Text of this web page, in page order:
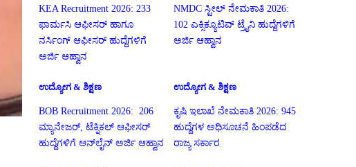
KEA Recruitment 2026: 233
ಫಾರ್ಮಸಿ ಆಫೀಸರ್ ಹಾಗೂ
ನರ್ಸಿಂಗ್ ಆಫೀಸರ್ ಹುದ್ದೆಗಳಿಗೆ
ಅರ್ಜಿ ಆಹ್ವಾನ
NMDC ಸ್ಟೀಲ್ ನೇಮಕಾತಿ 2026:
102 ಎಕ್ಸಿಕ್ಯೂಟಿವ್ ಟ್ರೈನಿ ಹುದ್ದೆಗಳಿಗೆ
ಅರ್ಜಿ ಆಹ್ವಾನ
ಉದ್ಯೋಗ & ಶಿಕ್ಷಣ
BOB Recruitment 2026: 206
ಮ್ಯಾನೇಜರ್, ಟೆಕ್ನಿಕಲ್ ಆಫೀಸರ್
ಹುದ್ದೆಗಳಿಗೆ ಆನ್‌ಲೈನ್ ಅರ್ಜಿ ಆಹ್ವಾನ
ಉದ್ಯೋಗ & ಶಿಕ್ಷಣ
ಕೃಷಿ ಇಲಾಖೆ ನೇಮಕಾತಿ 2026: 945
ಹುದ್ದೆಗಳ ಅಧಿಸೂಚನೆ ಹಿಂಪಡೆದ
ರಾಜ್ಯ ಸರ್ಕಾರ